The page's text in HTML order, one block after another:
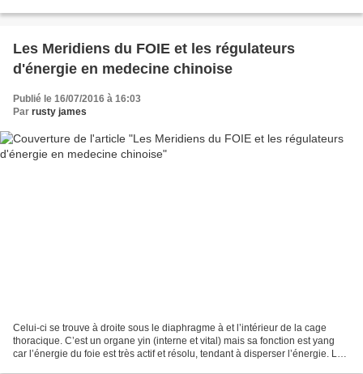
Les Meridiens du FOIE et les régulateurs
d'énergie en medecine chinoise
Publié le 16/07/2016 à 16:03
Par rusty james
Celui-ci se trouve à droite sous le diaphragme à et l’intérieur de la cage
thoracique. C’est un organe yin (interne et vital) mais sa fonction est yang
car l’énergie du foie est très actif et résolu, tendant à disperser l’énergie. Le